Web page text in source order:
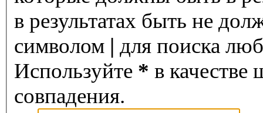
в результатах быть не
символом | для поиска
Используйте * в качестве
совпадения.